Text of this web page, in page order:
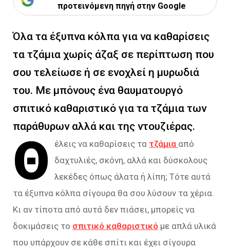
προτεινόμενη πηγή στην Google
Όλα τα έξυπνα κόλπα για να καθαρίσεις
τα τζάμια χωρίς άζαξ σε περίπτωση που
σου τελείωσε ή σε ενοχλεί η μυρωδιά
του. Με μπόνους ένα θαυματουργό
σπιτικό καθαριστικό για τα τζάμια των
παράθυρων αλλά και της ντουζιέρας.
Θ έλεις να καθαρίσεις τα τζάμια από
δαχτυλιές, σκόνη, αλλά και δύσκολους
λεκέδες όπως άλατα ή λίπη; Τότε αυτά
τα έξυπνα κόλπα σίγουρα θα σου λύσουν τα χέρια.
Κι αν τίποτα από αυτά δεν πιάσει, μπορείς να
δοκιμάσεις το σπιτικό καθαριστικό με απλά υλικά
που υπάρχουν σε κάθε σπίτι και έχει σίγουρα